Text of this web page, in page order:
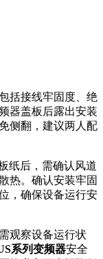
括接线牢固度、绝
器盖板后露出安装
侧翻，建议两人配
纸后，需确认风道
热。确认安装牢固
，确保设备运行安
观察设备运行状
系列变频器安全